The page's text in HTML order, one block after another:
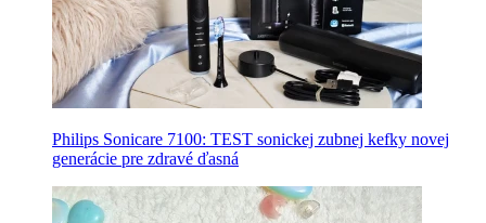
Philips Sonicare 7100: TEST sonickej zubnej kefky novej
generácie pre zdravé ďasná